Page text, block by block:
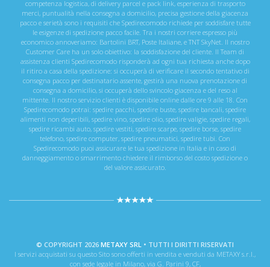
competenza logistica, di delivery parcel e pack link, esperienza di trasporto
merci, puntualità nella consegna a domicilio, precisa gestione della giacenza
pacco e serietà sono i requisiti che Spedirecomodo richiede per soddisfare tutte
le esigenze di spedizione pacco facile. Tra i nostri corriere espresso più
economico annoveriamo: Bartolini BRT, Poste Italiane, e TNT SkyNet. Il nostro
Customer Care ha un solo obiettivo: la soddisfazione del cliente. Il Team di
assistenza clienti Spedirecomodo risponderà ad ogni tua richiesta anche dopo
il ritiro a casa della spedizione: si occuperà di verificare il secondo tentativo di
consegna pacco per destinatario assente, gestirà una nuova prenotazione di
consegna a domicilio, si occuperà dello svincolo giacenza e del reso al
mittente. Il nostro servizio clienti è disponibile online dalle ore 9 alle 18. Con
Spedirecomodo potrai: spedire pacchi, spedire buste, spedire bancali, spedire
alimenti non deperibili, spedire vino, spedire olio, spedire valigie, spedire regali,
spedire ricambi auto, spedire vestiti, spedire scarpe, spedire borse, spedire
telefono, spedire computer, spedire pneumatici, spedire tubi. Con
Spedirecomodo puoi assicurare le tua spedizione in Italia e in caso di
danneggiamento o smarrimento chiedere il rimborso del costo spedizione o
del valore assicurato.
© COPYRIGHT 2026 METAXY SRL • TUTTI I DIRITTI RISERVATI
I servizi acquistati su questo Sito sono offerti in vendita e venduti da METAXY s.r.l.,
con sede legale in Milano, via G. Parini 9, CF,